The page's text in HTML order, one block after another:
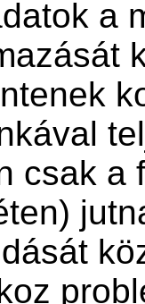
a
csak a